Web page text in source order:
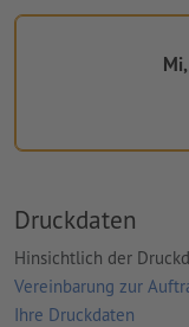
Druckdaten
Hinsichtlich der
Vereinbarung zur
Ihre Druckdaten